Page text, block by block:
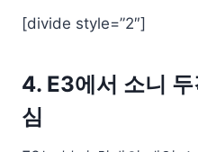
[divide style=”2″]
4. E3에서 소니
심